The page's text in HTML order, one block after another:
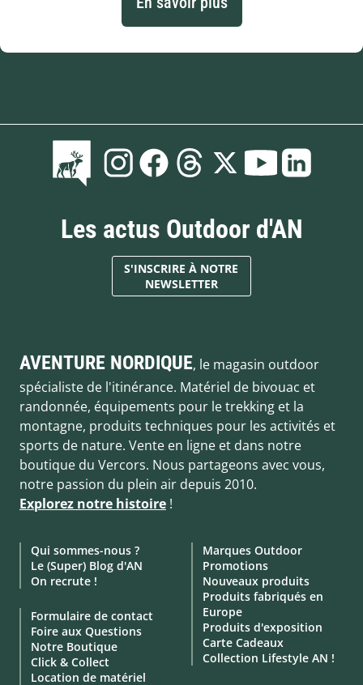
Les actus Outdoor d'AN
S'INSCRIRE À NOTRE
NEWSLETTER
AVENTURE NORDIQUE, le magasin outdoor
spécialiste de l'itinérance. Matériel de bivouac et
randonnée, équipements pour le trekking et la
montagne, produits techniques pour les activités et
sports de nature. Vente en ligne et dans notre
boutique du Vercors. Nous partageons avec vous,
notre passion du plein air depuis 2010.
Explorez notre histoire !
Qui sommes-nous ?
Le (Super) Blog d'AN
On recrute !
Formulaire de contact
Foire aux Questions
Notre Boutique
Click & Collect
Location de matériel
Marques Outdoor
Promotions
Nouveaux produits
Produits fabriqués en
Europe
Produits d'exposition
Carte Cadeaux
Collection Lifestyle AN !